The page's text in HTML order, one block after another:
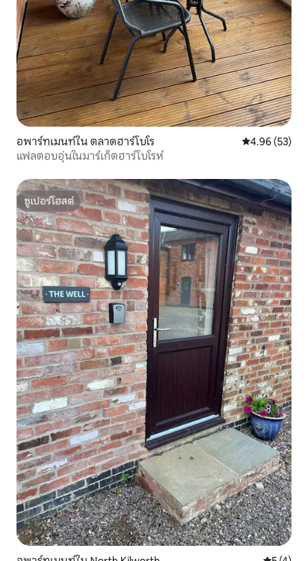
อพาร์ทเมนท์ใน ตลาดฮาร์โบโร คะแนนเฉลี่ย
4.96 (53)
แฟลตอบอุ่นในมาร์เก็ตฮาร์โบโรห์
ซูเปอร์โฮสต์
ซูเปอร์โฮสต์